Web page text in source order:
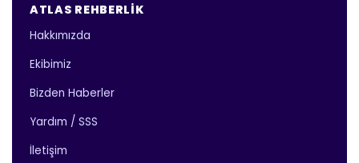
ATLAS REHBERLIK
Hakkımızda
Ekibimiz
Bizden Haberler
Yardım / SSS
İletişim